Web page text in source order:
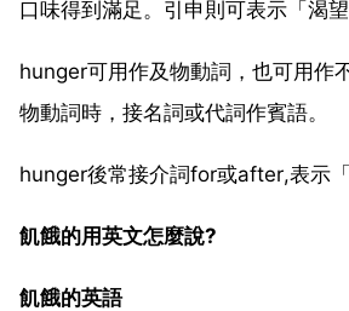
口味得到滿足。引申則可表示「渴望
hunger可用作及物動詞，也可用作
物動詞時，接名詞或代詞作賓語。
hunger後常接介詞for或after,表示
飢餓的用英文怎麼說?
飢餓的英語